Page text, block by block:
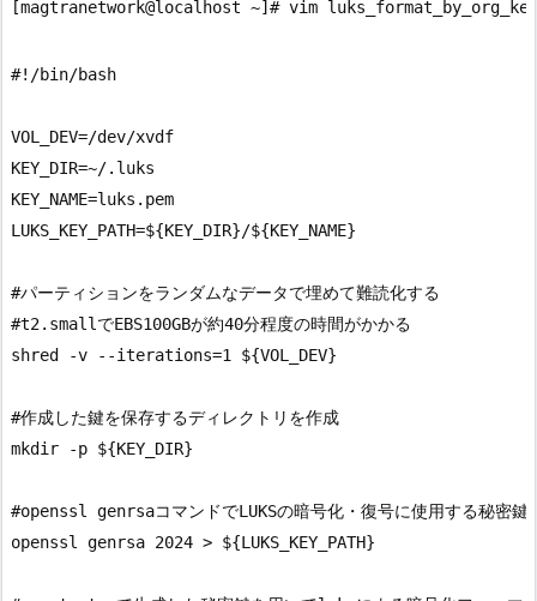
#!/bin/bash
VOL_DEV=/dev/xvdf
KEY_DIR=~/.luks
KEY_NAME=luks.pem
LUKS_KEY_PATH=${KEY_DIR}/${KEY_NAME}
#パーティションをランダムなデータで埋めて難読化する
#t2.smallでEBS100GBが約40分程度の時間がかかる
shred -v --iterations=1 ${VOL_DEV}
#作成した鍵を保存するディレクトリを作成
mkdir -p ${KEY_DIR}
#openssl genrsaコマンドでLUKSの暗号化・復号に使用する秘密鍵
openssl genrsa 2024 > ${LUKS_KEY_PATH}